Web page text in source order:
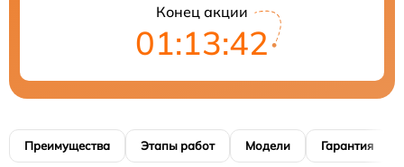
Конец акции
01:13:41
Преимущества Этапы работ Модели Гарантия